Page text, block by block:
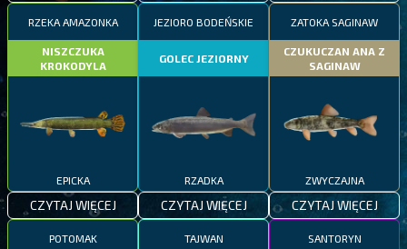
RZEKA AMAZONKA
NISZCZUKA
KROKODYLA
EPICKA
CZYTAJ WIĘCEJ
JEZIORO BODEŃSKIE
GOLEC JEZIORNY
RZADKA
CZYTAJ WIĘCEJ
ZATOKA SAGINAW
CZUKUCZAN ANA Z
SAGINAW
ZWYCZAJNA
CZYTAJ WIĘCEJ
POTOMAK TAJWAN SANTORYN